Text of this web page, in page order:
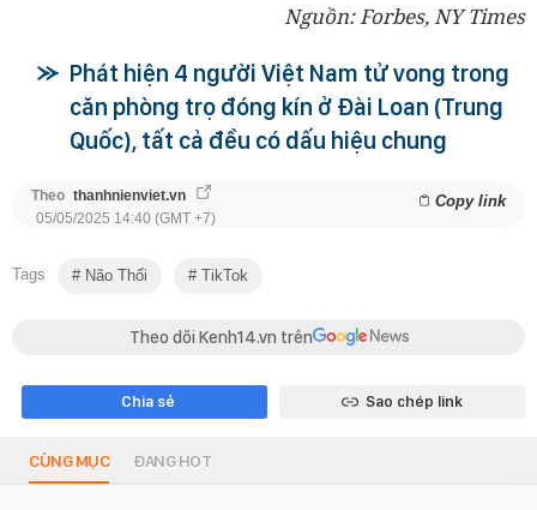
Nguồn: Forbes, NY Times
Phát hiện 4 người Việt Nam tử vong trong
căn phòng trọ đóng kín ở Đài Loan (Trung
Quốc), tất cả đều có dấu hiệu chung
Theo thanhnienviet.vn Copy link
05/05/2025 14:40 (GMT +7)
Tags Não Thối TikTok
Theo dõi Kenh14.vn trên
Chia sẻ Sao chép link
CÙNG MỤC ĐANG HOT